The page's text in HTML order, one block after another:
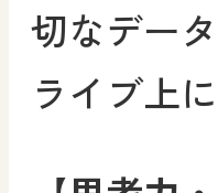
切なデー
ライブ上